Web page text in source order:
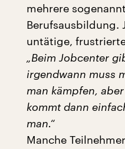
mehrere
Berufsausbildung.
untätige,
„Beim Jobcenter
irgendwann muss
man kämpfen,
kommt dann
man.“
Manche